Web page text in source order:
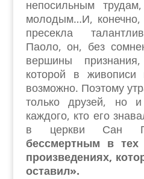
непосильным
молодым…И,
пресекла
Паоло, он, без
вершины
которой в
возможно. Поэтому
только друзей, но
каждого, кто его
в церкви Сан
бессмертным в тех
произведениях,
оставил».